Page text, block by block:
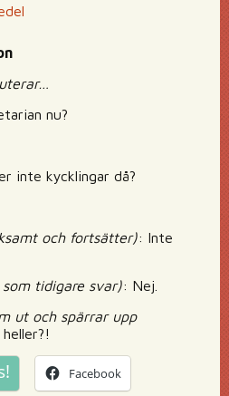
nu?
inte kycklingar då?
och fortsätter): Inte
tidigare svar): Nej.
ut och spärrar upp
Facebook